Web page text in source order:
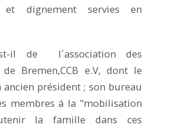
et dignement servies en
il de l´association des
Bremen,CCB e.V, dont le
président ; son bureau
membres á la "mobilisation
la famille dans ces